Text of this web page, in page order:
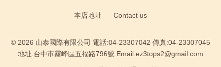
本店地址 Contact us
© 2026 山泰國際有限公司 電話:04-23307042 傳真:04-23307045
地址:台中市霧峰區五福路796號 Email:ez3tops2@gmail.com